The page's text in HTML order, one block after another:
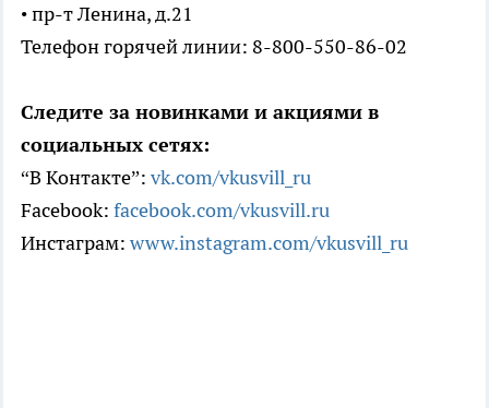
• пр-т Ленина, д.21
Телефон горячей линии: 8-800-550-86-02
Следите за новинками и акциями в
социальных сетях:
“В Контакте”: vk.com/vkusvill_ru
Facebook: facebook.com/vkusvill.ru
Инстаграм: www.instagram.com/vkusvill_ru